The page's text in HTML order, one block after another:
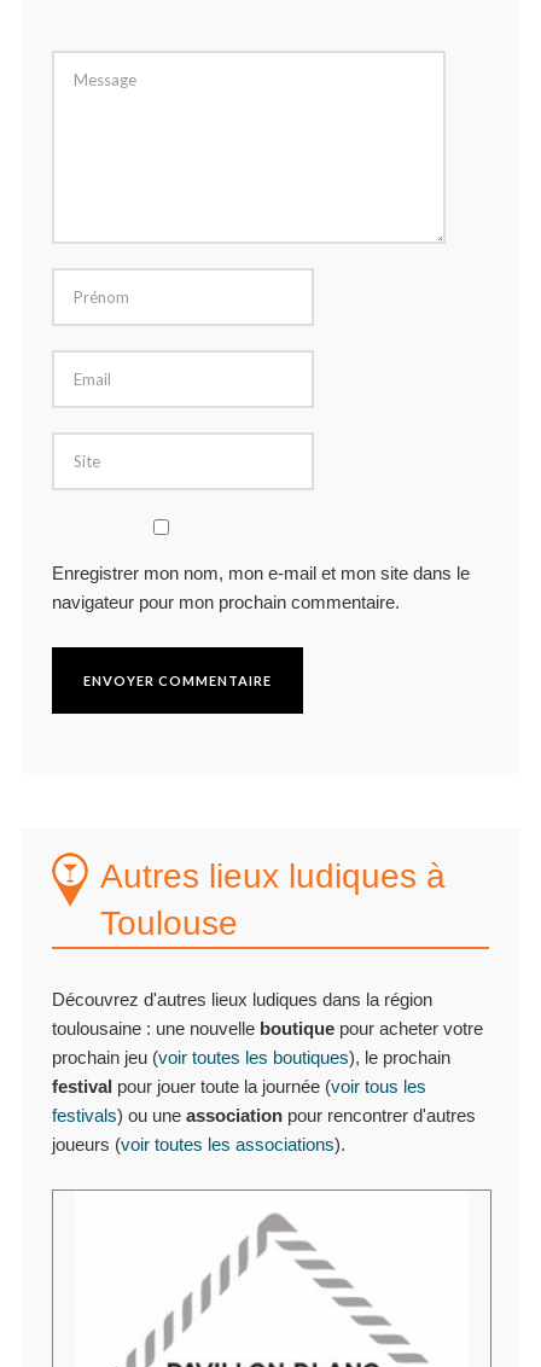
Enregistrer mon nom, mon e-mail et mon site dans le
navigateur pour mon prochain commentaire.
Autres lieux ludiques à
Toulouse
Découvrez d'autres lieux ludiques dans la région
toulousaine : une nouvelle boutiquepour acheter votre
prochain jeu (voir toutes les boutiques), le prochain
festival pour jouer toute la journée (voir tous les
festivals) ou une associationpour rencontrer d'autres
joueurs (voir toutes les associations).